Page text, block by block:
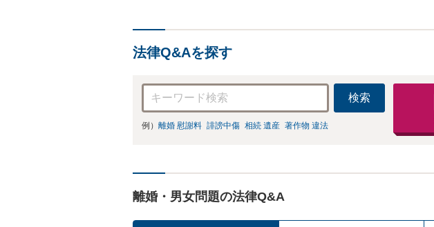
法律Q&Aを探す
検索
例） 離婚 慰謝料 誹謗中傷 相続 遺産 著作物 違法
離婚・男女問題の法律Q&A